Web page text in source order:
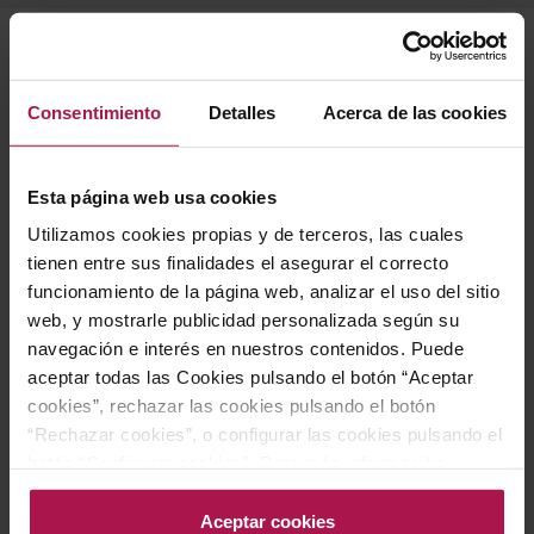
Consentimiento Detalles Acerca de las cookies
Esta página web usa cookies
Utilizamos cookies propias y de terceros, las cuales
tienen entre sus finalidades el asegurar el correcto
funcionamiento de la página web, analizar el uso del sitio
web, y mostrarle publicidad personalizada según su
navegación e interés en nuestros contenidos. Puede
aceptar todas las Cookies pulsando el botón “Aceptar
cookies”, rechazar las cookies pulsando el botón
“Rechazar cookies”, o configurar las cookies pulsando el
acceda a nuestra Política de Cookies.Para más
información acceda a nuestraPolítica de Cookies
Aceptar cookies
Descripción
blanco gallego de carácter vibrante y auténtico,
conocido por su frescura, intensidad y perfil
marcadamente afrutado. Referencia icónica de la
bodega gracias a su distintiva etiqueta de lunares, se
sitúa entre los albariños más originales y estilosos del
panorama nacional, combinando una clara vocación
internacional con un estilo moderno y sofisticado sin
perder su esencia atlántica. Un estuche ideal para
especialmente indicados para acompañar pescados y